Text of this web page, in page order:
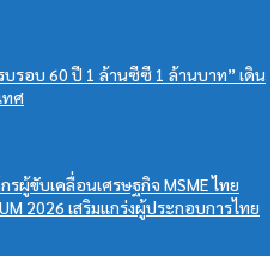
บรอบ 60 ปี 1 ล้านซีซี 1 ล้านบาท” เดิน
ทศ
รผู้ขับเคลื่อนเศรษฐกิจ MSME ไทย
2026 เสริมแกร่งผู้ประกอบการไทย